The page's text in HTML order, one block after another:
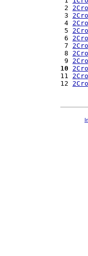
2
3
4
5
6
7
8
9
10
11
12